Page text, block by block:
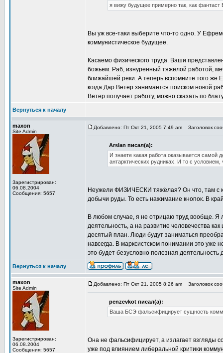
я вижу будущее примерно так, как
Вы уж все-таки выберите что-то одно. У
коммунистическое будущее.
Касаемо физического труда. Ваши
божьем. Раб, изнуренный тяжелой работой,
ближайшей реки. А теперь вспомните того же
когда Дар Ветер занимается поиском новой
Ветер получает работу, можно сказать по
Вернуться к началу
maxon
Site Admin
Зарегистрирован:
06.08.2004
Сообщения: 5657
Добавлено: Пт Окт 21, 2005 7:49 am Заголовок
Arslan писал(а):
И знаете какая работа оказывается самой
антарктических рудниках. И то с
Неужели ФИЗИЧЕСКИ тяжёлая? Он что, там с
добычи руды. То есть нажимание кнопок. В
В любом случае, я не отрицаю труд вообще. Я
деятельность, а на развитие человечества
десятый план. Люди будут заниматься
навсегда. В марксистском понимании это уже
это будет безусловно полезная
Вернуться к началу
maxon
Site Admin
Зарегистрирован:
06.08.2004
Сообщения: 5657
Добавлено: Пт Окт 21, 2005 8:26 am Заголовок
penzevkot писал(а):
Ваша БСЭ фальсифицирует сущность
Она не фальсифицирует, а излагает взгляды
уже под влиянием либеральной критики